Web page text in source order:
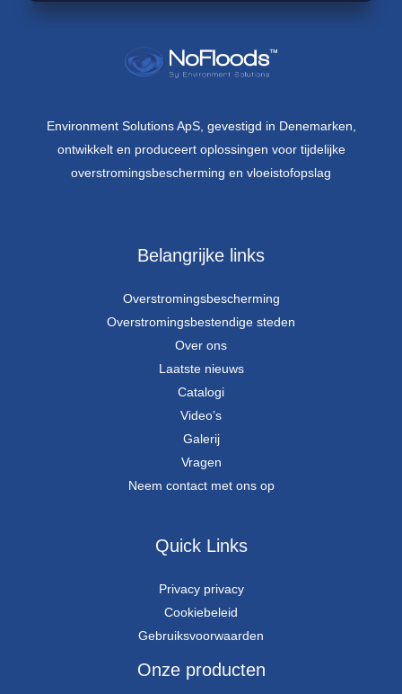
Environment Solutions ApS, gevestigd in Denemarken,
ontwikkelt en produceert oplossingen voor tijdelijke
overstromingsbescherming en vloeistofopslag
Belangrijke links
Overstromingsbescherming
Overstromingsbestendige steden
Over ons
Laatste nieuws
Catalogi
Video’s
Galerij
Vragen
Neem contact met ons op
Quick Links
Privacy privacy
Cookiebeleid
Gebruiksvoorwaarden
Onze producten